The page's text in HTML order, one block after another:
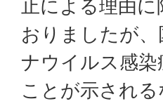
止による理由
おりましたが
ナウイルス感
ことが示され